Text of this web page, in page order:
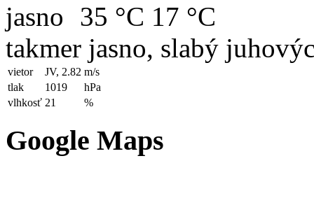
35 °C 17 °C
takmer jasno, slabý
vietor JV, 2.82 m/s
tlak
1019
hPa
vlhkosť 21 %
Google Maps